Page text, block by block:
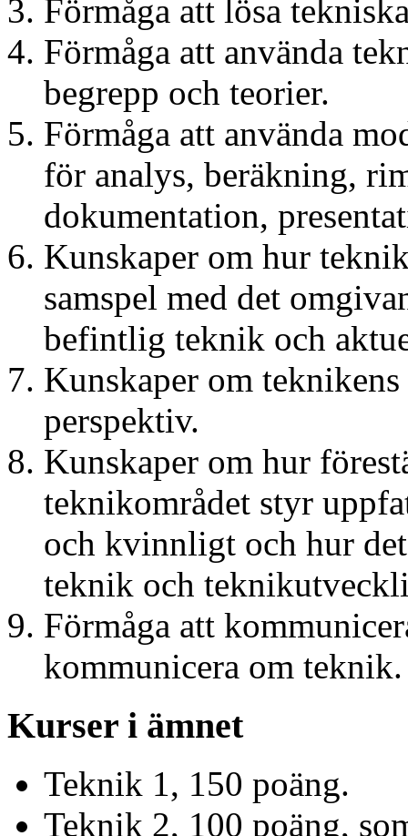
Förmåga att lösa
Förmåga att använda
begrepp och teorier.
Förmåga att använda
för analys, beräkning,
dokumentation,
Kunskaper om hur
samspel med det
befintlig teknik och
Kunskaper om
perspektiv.
Kunskaper om hur
teknikområdet styr
och kvinnligt och hur
teknik och
Förmåga att
kommunicera om teknik.
Kurser i ämnet
Teknik 1, 150 poäng.
Teknik 2, 100 poäng,